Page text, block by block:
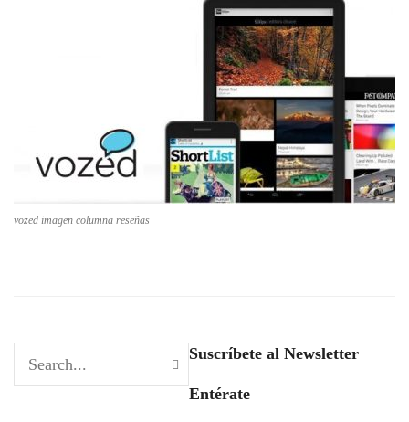
vozed imagen columna reseñas
Suscríbete al Newsletter
Entérate